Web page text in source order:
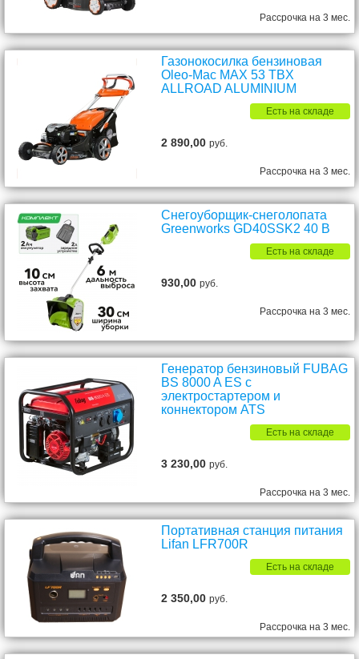
Рассрочка на 3 мес.
Газонокосилка бензиновая
Oleo-Mac MAX 53 TBX
ALLROAD ALUMINIUM
Есть на складе
2 890,00руб.
Рассрочка на 3 мес.
Снегоуборщик-снеголопата
Greenworks GD40SSK2 40 В
Есть на складе
930,00руб.
Рассрочка на 3 мес.
Генератор бензиновый FUBAG
BS 8000 A ES с
электростартером и
коннектором ATS
Есть на складе
3 230,00руб.
Рассрочка на 3 мес.
Портативная станция питания
Lifan LFR700R
Есть на складе
2 350,00руб.
Рассрочка на 3 мес.